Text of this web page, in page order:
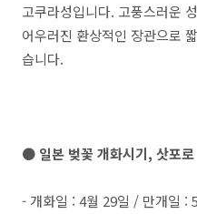
고쿠라성입니다. 고풍스러운
어우러진 환상적인 장관으로
습니다.
● 일본 벚꽃 개화시기, 삿포로
- 개화일 : 4월 29일 / 만개일 :